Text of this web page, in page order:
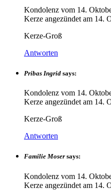
Kondolenz vom 14.
Kerze angezündet am 14.
Kerze-Groß
Antworten
Pribas Ingrid says:
Kondolenz vom 14.
Kerze angezündet am 14.
Kerze-Groß
Antworten
Familie Moser says:
Kondolenz vom 14.
Kerze angezündet am 14.